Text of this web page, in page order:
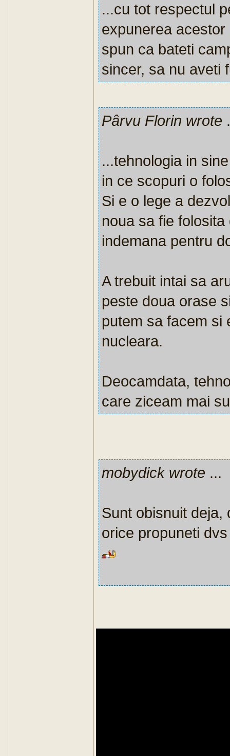
...cu tot respectul
expunerea
spun ca bateti
sincer, sa nu aveti
Pârvu Florin wrote
...tehnologia in
in ce scopuri o
Si e o lege a
noua sa fie
indemana pentru
A trebuit intai sa
peste doua orase
putem sa facem si
nucleara.
Deocamdata,
care ziceam mai
mobydick wrote ...
Sunt obisnuit deja,
orice propuneti